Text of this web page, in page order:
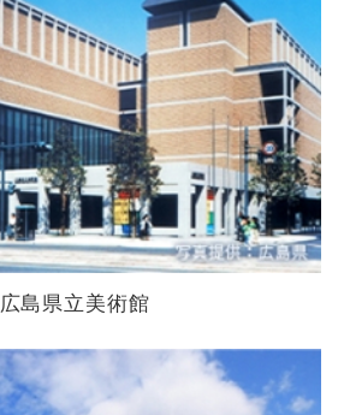
広島県立美術館